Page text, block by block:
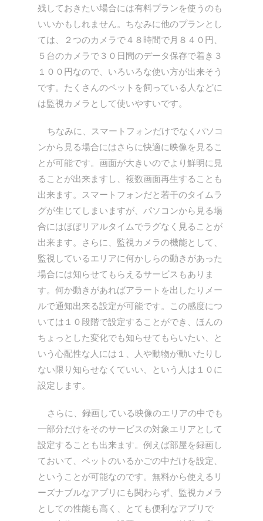
残しておきたい場合には有料プランを使うのも
いいかもしれません。ちなみに他のプランとし
ては、２つのカメラで４８時間で月８４０円、
５台のカメラで３０日間のデータ保存で着き３
１００円なので、いろいろな使い方が出来そう
です。たくさんのペットを飼っている人などに
は監視カメラとして使いやすいです。
ちなみに、スマートフォンだけでなくパソコ
ンから見る場合にはさらに快適に映像を見るこ
とが可能です。画面が大きいのでより鮮明に見
ることが出来ますし、複数画面再生することも
出来ます。スマートフォンだと若干のタイムラ
グが生じてしまいますが、パソコンから見る場
合にはほぼリアルタイムでラグなく見ることが
出来ます。さらに、監視カメラの機能として、
監視しているエリアに何かしらの動きがあった
場合には知らせてもらえるサービスもありま
す。何か動きがあればアラートを出したりメー
ルで通知出来る設定が可能です。この感度につ
いては１０段階で設定することができ、ほんの
ちょっとした変化でも知らせてもらいたい、と
いう心配性な人には１、人や動物が動いたりし
ない限り知らせなくていい、という人は１０に
設定します。
さらに、録画している映像のエリアの中でも
一部分だけをそのサービスの対象エリアとして
設定することも出来ます。例えば部屋を録画し
ておいて、ペットのいるかごの中だけを設定、
ということが可能なのです。無料から使えるリ
ーズナブルなアプリにも関わらず、監視カメラ
としての性能も高く、とても便利なアプリで